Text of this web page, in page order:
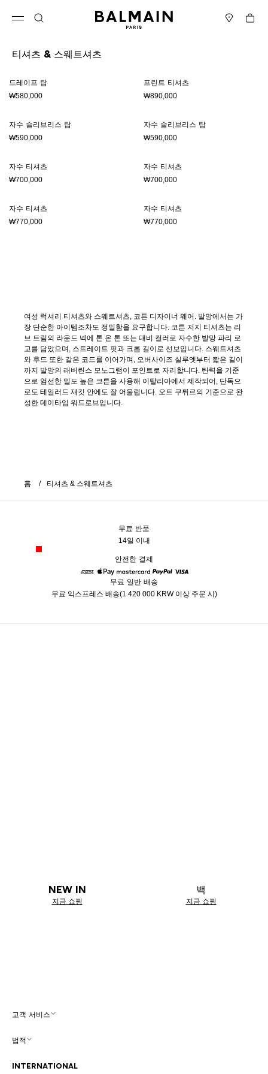
Cart
티셔츠 & 스웨트셔츠
드레이프 탑
₩580,000
프린트 티셔츠
₩890,000
자수 슬리브리스 탑
₩590,000
자수 슬리브리스 탑
₩590,000
자수 티셔츠
₩700,000
자수 티셔츠
₩700,000
자수 티셔츠
₩770,000
자수 티셔츠
₩770,000
여성 럭셔리 티셔츠와 스웨트셔츠, 코튼 디자이너 웨어. 발망에서는 가
장 단순한 아이템조차도 정밀함을 요구합니다. 코튼 저지 티셔츠는 리
브 트림의 라운드 넥에 톤 온 톤 또는 대비 컬러로 자수한 발망 파리 로
고를 담았으며, 스트레이트 핏과 크롭 길이로 선보입니다. 스웨트셔츠
와 후드 또한 같은 코드를 이어가며, 오버사이즈 실루엣부터 짧은 길이
까지 발망의 래버린스 모노그램이 포인트로 자리합니다. 탄력을 기준
으로 엄선한 밀도 높은 코튼을 사용해 이탈리아에서 제작되어, 단독으
로도 테일러드 재킷 안에도 잘 어울립니다. 오트 쿠튀르의 기준으로 완
성한 데이타임 워드로브입니다.
홈 티셔츠 & 스웨트셔츠
무료 반품
14일 이내
안전한 결제
American Express
Apple PayMastercard
무료 일반 배송
무료 익스프레스 배송(1 420 000 KRW 이상 주문 시)
NEW IN
지금 쇼핑
백
지금 쇼핑
INTERNATIONAL
고객 서비스
법적